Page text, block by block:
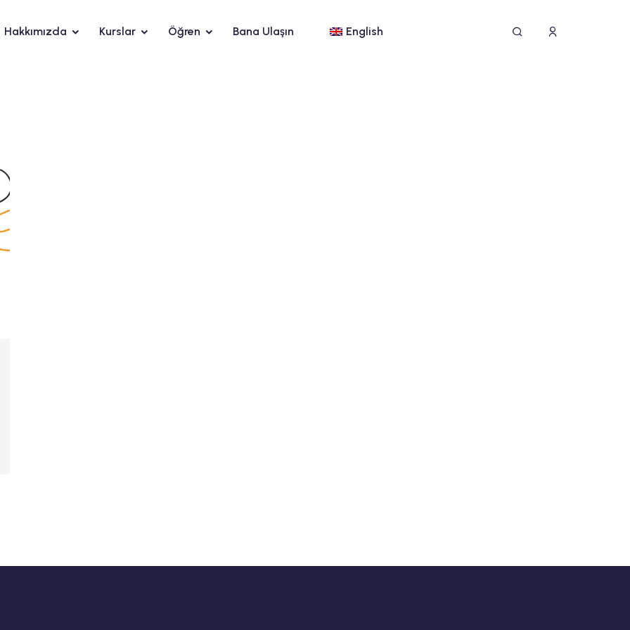
Hakkımızda Kurslar Öğren Bana Ulaşın English